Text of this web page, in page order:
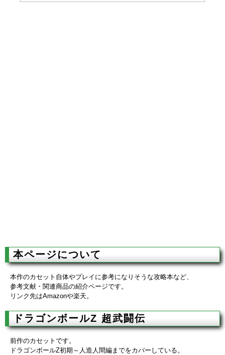
本ページについて
本作のカセット自体やプレイに参考になりそうな攻略本など、
参考文献・関連商品の紹介ページです。
リンク先はAmazonや楽天。
ドラゴンボールZ 超武闘伝
前作のカセットです。
ドラゴンボールZ初期～人造人間編までをカバーしている。